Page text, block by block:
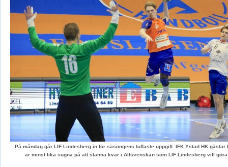
På måndag går LIF Lindesberg in för säsongens tuffaste uppgift. IFK Ystad HK gästar
är minst lika sugna på att stanna kvar i Allsvenskan som LIF Lindesberg vill